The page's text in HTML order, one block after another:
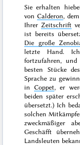
Sie erhalten
vonCalderon,
Ihrer Zeitschrift
ist bereits
Die große
letzte Hand.
fortzufahren,
besten Stücke
Sprache zu
inCoppet, er
beiden später
übersetzt.) Ich
solchen
zweckmäßiger
Geschäfft
Landsleuten